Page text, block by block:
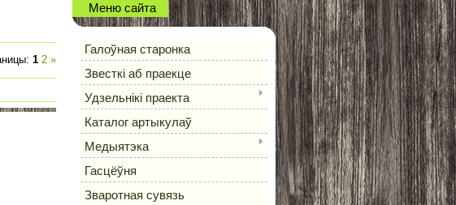
: 1 2 »
Меню сайта
Галоўная старонка
Звесткі аб праекце
Удзельнікі праекта
Каталог артыкулаў
Медыятэка
Гасцёўня
Зваротная сувязь